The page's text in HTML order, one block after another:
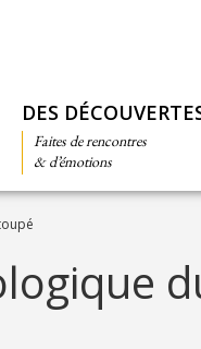
DES
Faites de rencontres
& d’émotions